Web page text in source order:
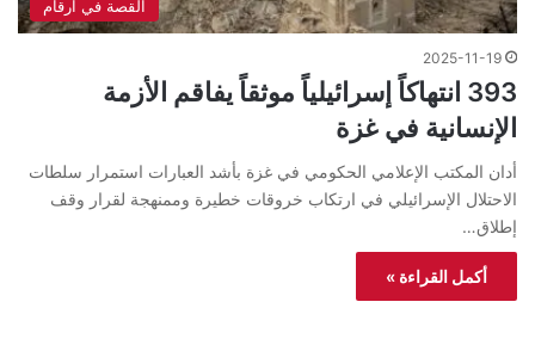
القصة في ارقام
2025-11-19
393 انتهاكاً إسرائيلياً موثقاً يفاقم الأزمة
الإنسانية في غزة
أدان المكتب الإعلامي الحكومي في غزة بأشد العبارات استمرار سلطات
الاحتلال الإسرائيلي في ارتكاب خروقات خطيرة وممنهجة لقرار وقف
إطلاق…
أكمل القراءة »